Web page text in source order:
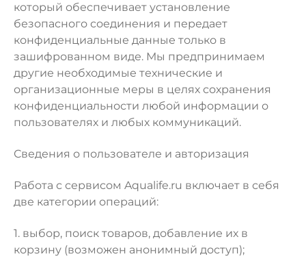
который обеспечивает установление
безопасного соединения и передает
конфиденциальные данные только в
зашифрованном виде. Мы предпринимаем
другие необходимые технические и
организационные меры в целях сохранения
конфиденциальности любой информации о
пользователях и любых коммуникаций.
Сведения о пользователе и авторизация
Работа с сервисом Aqualife.ru включает в себя
две категории операций:
1. выбор, поиск товаров, добавление их в
корзину (возможен анонимный доступ);